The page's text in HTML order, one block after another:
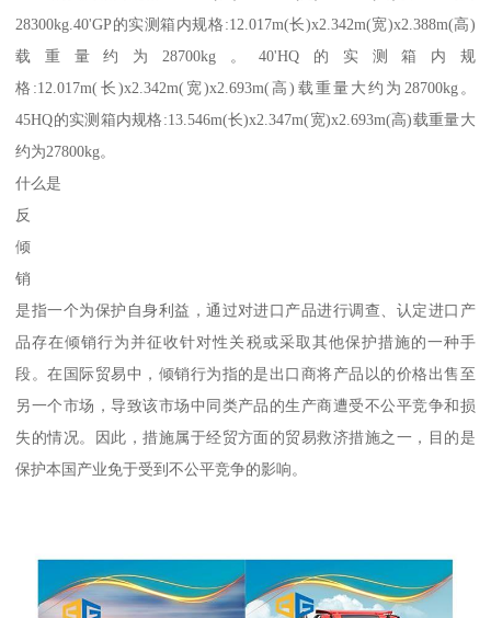
28300kg.40'GP的实测箱内规格:12.017m(长)x2.342m(宽)x2.388m(高)
载重量约为28700kg。40'HQ的实测箱内规
格:12.017m(长)x2.342m(宽)x2.693m(高)载重量大约为28700kg。
45HQ的实测箱内规格:13.546m(长)x2.347m(宽)x2.693m(高)载重量大
约为27800kg。
什么是
反
倾
销
是指一个为保护自身利益，通过对进口产品进行调查、认定进口产
品存在倾销行为并征收针对性关税或采取其他保护措施的一种手
段。在国际贸易中，倾销行为指的是出口商将产品以的价格出售至
另一个市场，导致该市场中同类产品的生产商遭受不公平竞争和损
失的情况。因此，措施属于经贸方面的贸易救济措施之一，目的是
保护本国产业免于受到不公平竞争的影响。